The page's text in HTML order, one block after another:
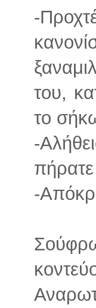
-
του,
το
-
-